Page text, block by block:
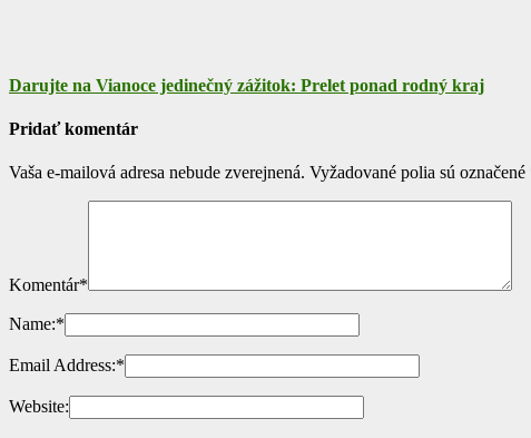
Darujte na Vianoce jedinečný zážitok: Prelet ponad rodný kraj
Pridať komentár
Vaša e-mailová adresa nebude zverejnená. Vyžadované polia sú označené
Komentár*
Name:*
Email Address:*
Website: